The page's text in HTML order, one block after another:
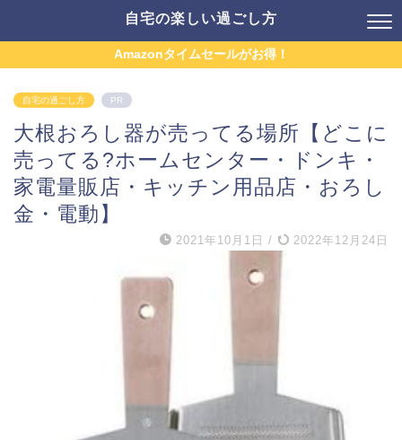
自宅の楽しい過ごし方
Amazonタイムセールがお得！
自宅の過ごし方 PR
大根おろし器が売ってる場所【どこに
売ってる?ホームセンター・ドンキ・
家電量販店・キッチン用品店・おろし
金・電動】
2021年10月1日 / 2022年12月24日